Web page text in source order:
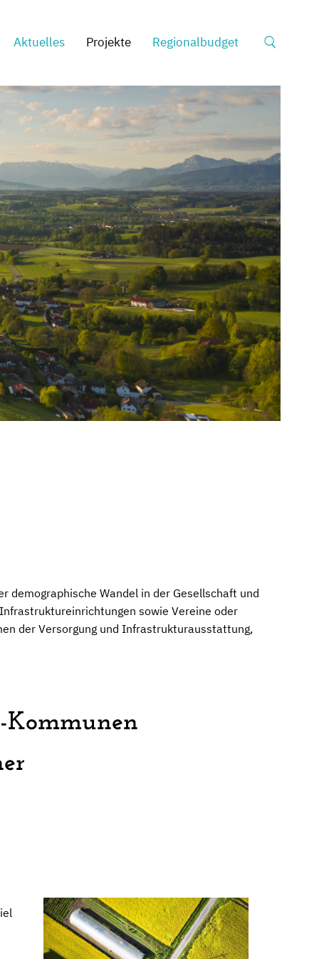
Aktuelles Projekte Regionalbudget
Suche
demographische Wandel in der Gesellschaft und
sowie Vereine oder
der Versorgung und Infrastrukturausstattung,